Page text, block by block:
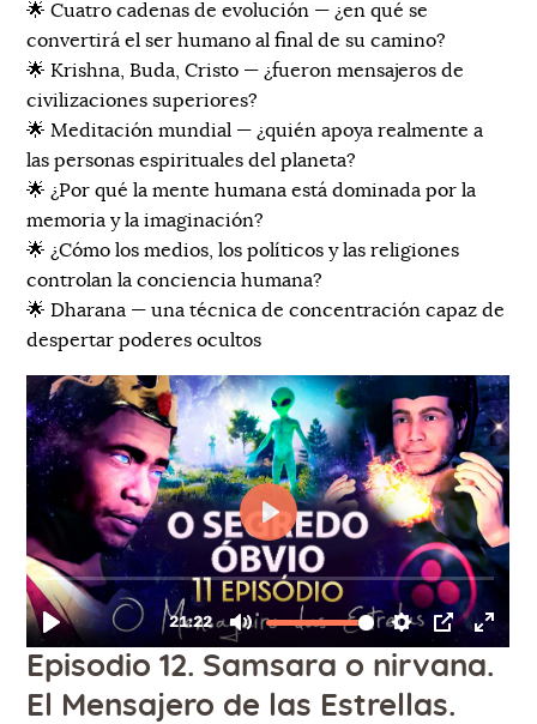
🌟 Cuatro cadenas de evolución — ¿en qué se
convertirá el ser humano al final de su camino?
🌟 Krishna, Buda, Cristo — ¿fueron mensajeros de
civilizaciones superiores?
🌟 Meditación mundial — ¿quién apoya realmente a
las personas espirituales del planeta?
🌟 ¿Por qué la mente humana está dominada por la
memoria y la imaginación?
🌟 ¿Cómo los medios, los políticos y las religiones
controlan la conciencia humana?
🌟 Dharana — una técnica de concentración capaz de
despertar poderes ocultos
Episodio 12. Samsara o nirvana.
El Mensajero de las Estrellas.